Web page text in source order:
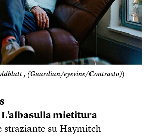
, (Guardian/eyevine/Contrasto))
mietitura
straziante su Haymitch